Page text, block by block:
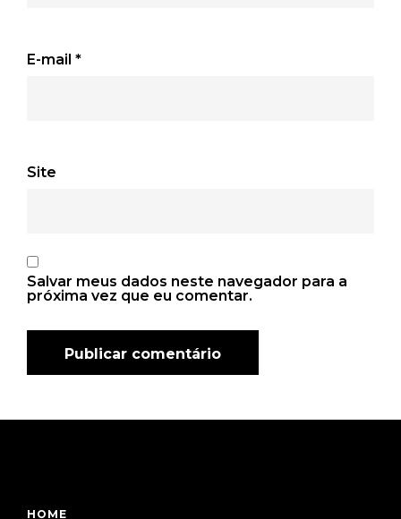
E-mail *
Site
Salvar meus dados neste navegador para a
próxima vez que eu comentar.
HOME